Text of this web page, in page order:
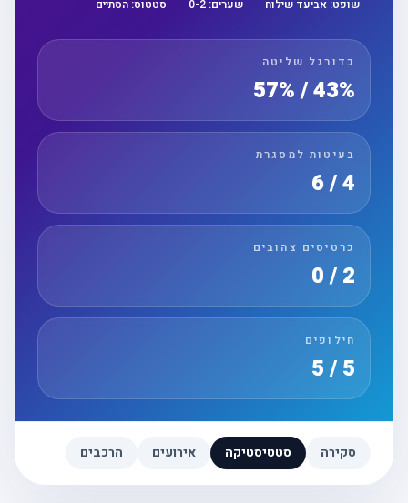
שופט:אביעד שילוח שערים: 0 -2 סטטוס:הסתיים
כדורגל שליטה
43% / 57%
בעיטות למסגרת
כרטיסים צהובים
חילופים
סקירה סטטיסטיקה אירועים הרכבים